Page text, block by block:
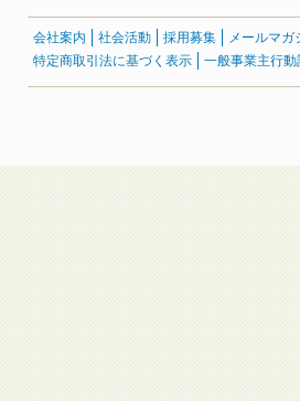
会社案内 社会活動 採用募集 メールマガ
特定商取引法に基づく表示
一般事業主行動